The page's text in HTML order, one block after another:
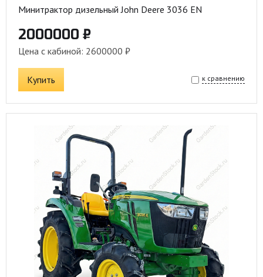
Минитрактор дизельный John Deere 3036 EN
2000000 ₽
Цена с кабиной: 2600000 ₽
Купить к сравнению